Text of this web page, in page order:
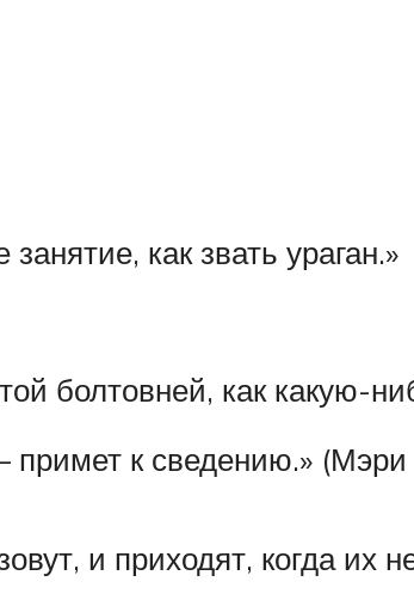
как звать ураган.»
болтовней, как какую-
к сведению.» (Мэри
и приходят, когда их